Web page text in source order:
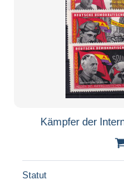
Kämpfer der
Statut